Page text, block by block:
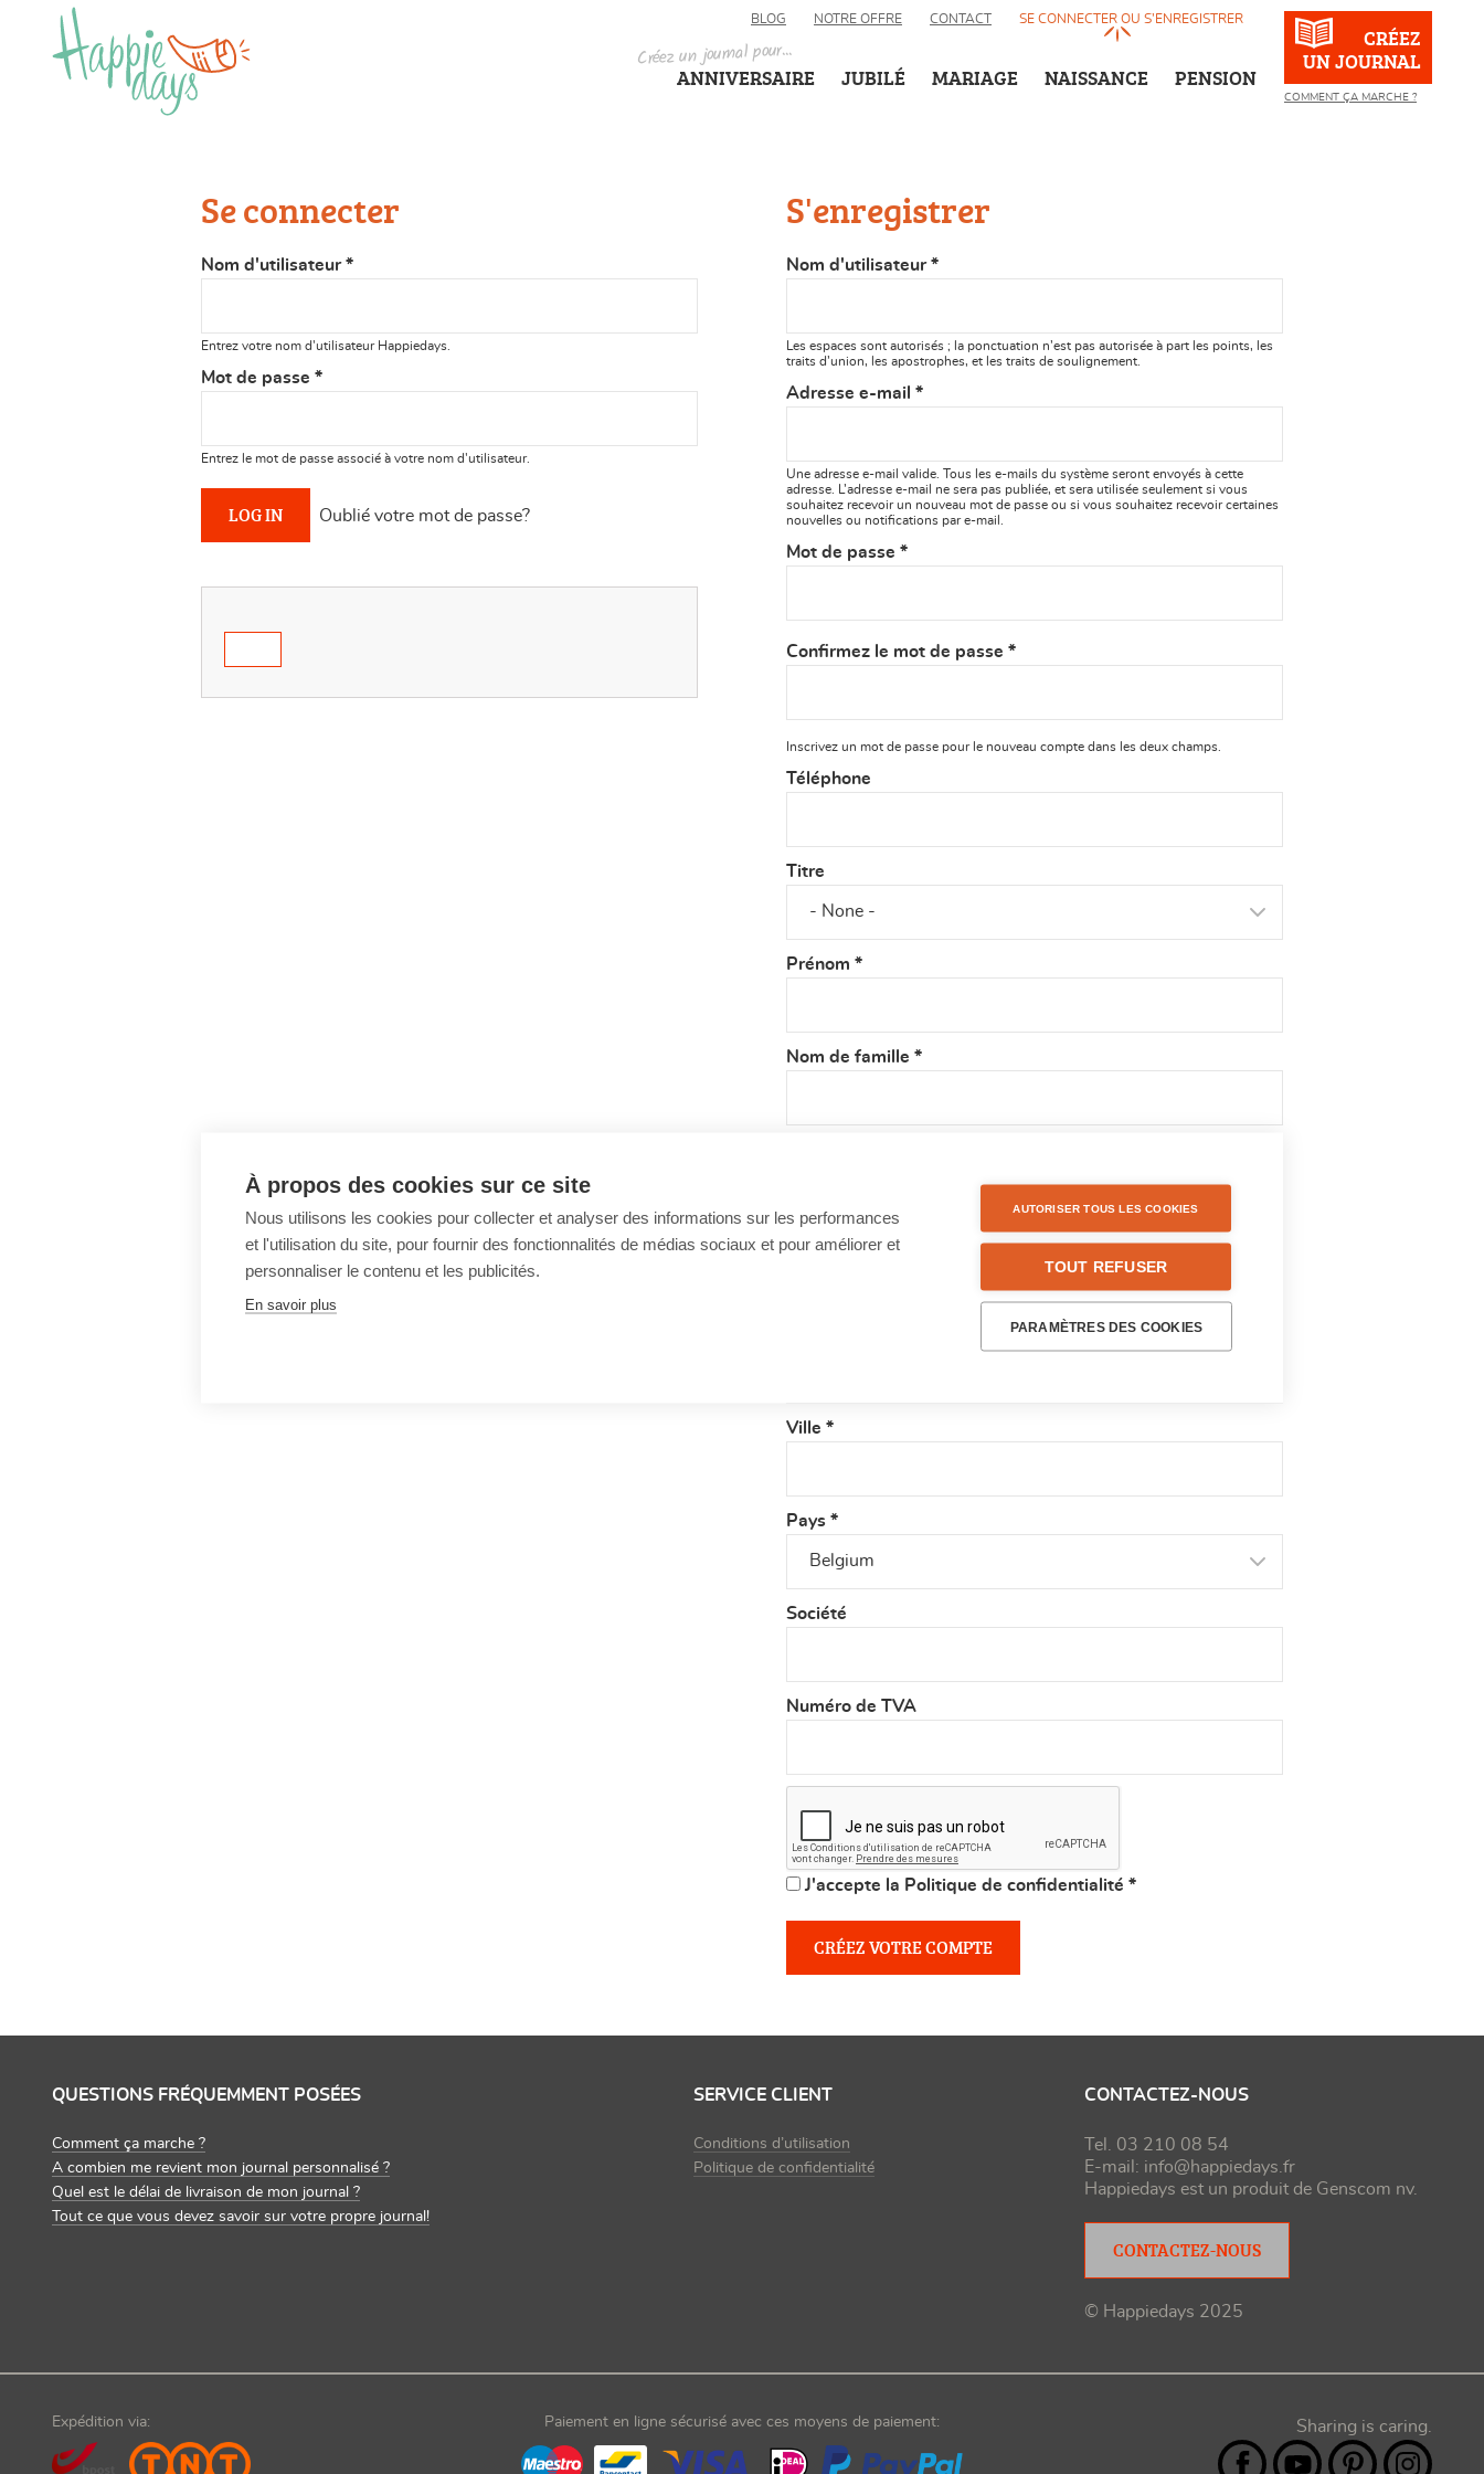
Créez un journal pour...
ANNIVERSAIRE JUBILÉ MARIAGE NAISSANCE PENSION
CRÉEZ
UN JOURNAL
COMMENT ÇA MARCHE ?
BLOG NOTRE OFFRE CONTACT SE CONNECTER OU S’ENREGISTRER
Se connecter
Nom d'utilisateur*
Entrez votre nom d'utilisateur Happiedays.
Mot de passe *
Entrez le mot de passe associé à votre nom d'utilisateur.
Oublié votre mot de passe?
S'enregistrer
Nom d'utilisateur*
Les espaces sont autorisés ; la ponctuation n’est pas autorisée à part les points, les
traits d’union, les apostrophes, et les traits de soulignement.
Adresse e-mail *
Une adresse e-mail valide. Tous les e-mails du système seront envoyés à cette
adresse. L’adresse e-mail ne sera pas publiée, et sera utilisée seulement si vous
souhaitez recevoir un nouveau mot de passe ou si vous souhaitez recevoir certaines
nouvelles ou notifications par e-mail.
Mot de passe *
Confirmez le mot de passe *
Inscrivez un mot de passe pour le nouveau compte dans les deux champs.
Téléphone
Titre
Prénom *
Nom de famille *
Numéro*
Ville *
Pays *
Société
Numéro de TVA
J'accepte la Politique de confidentialité *
QUESTIONS FRÉQUEMMENT POSÉES
Comment ça marche ?
A combien me revient mon journal personnalisé ?
Quel est le délai de livraison de mon journal ?
Tout ce que vous devez savoir sur votre propre journal!
SERVICE CLIENT
Conditions d’utilisation
Politique de confidentialité
CONTACTEZ-NOUS
Tel. 03 210 08 54
E-mail: info@happiedays.fr
Happiedays est un produit de Genscom nv.
CONTACTEZ-NOUS
© Happiedays 2025
Expédition via: Paiement en ligne sécurisé avec ces moyens de paiement: Sharing is caring.
À propos des cookies sur ce site
Nous utilisons les cookies pour collecter et analyser des informations sur les performances
et l'utilisation du site, pour fournir des fonctionnalités de médias sociaux et pour améliorer et
personnaliser le contenu et les publicités.
En savoir plus
AUTORISER TOUS LES COOKIES
TOUT REFUSER
PARAMÈTRES DES COOKIES